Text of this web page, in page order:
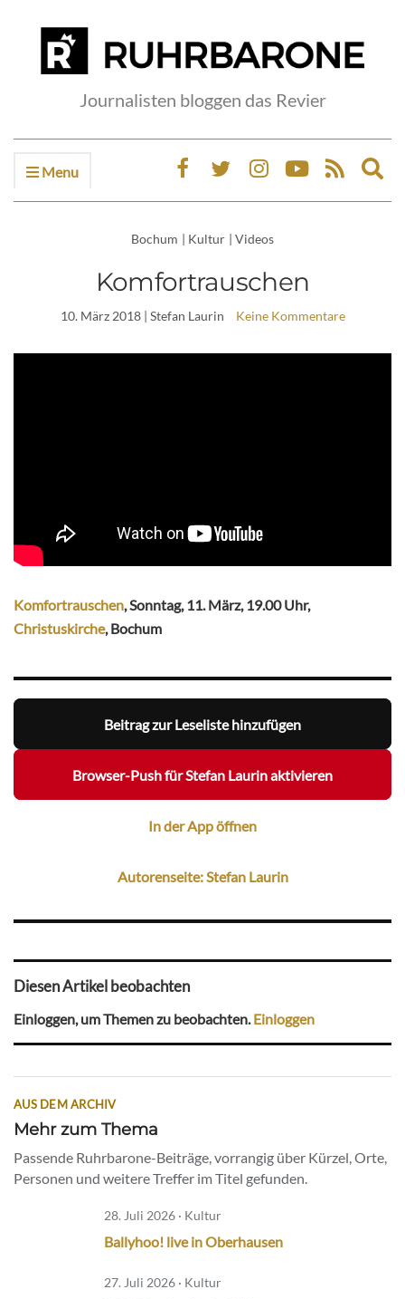
Journalisten bloggen das Revier
Menu
Bochum | Kultur | Videos
Komfortrauschen
10. März 2018| Stefan Laurin Keine Kommentare
Komfortrauschen, Sonntag, 11. März, 19.00 Uhr,
Christuskirche, Bochum
Beitrag zur Leseliste hinzufügen
Browser-Push für Stefan Laurin aktivieren
In der App öffnen
Autorenseite: Stefan Laurin
Diesen Artikel beobachten
Einloggen, um Themen zu beobachten. Einloggen
AUS DEM ARCHIV
Mehr zum Thema
Passende Ruhrbarone-Beiträge, vorrangig über Kürzel, Orte,
Personen und weitere Treffer im Titel gefunden.
28. Juli 2026 · Kultur
Ballyhoo! live in Oberhausen
27. Juli 2026 · Kultur